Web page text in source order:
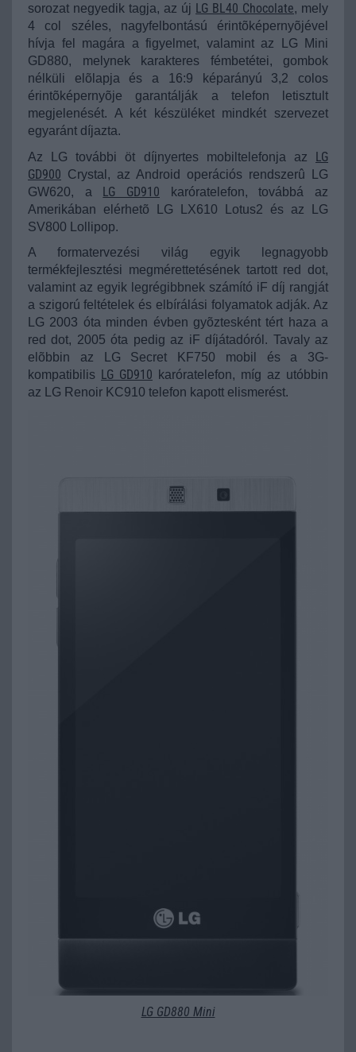
sorozat negyedik tagja, az új LG BL40 Chocolate, mely
4 col széles, nagyfelbontású érintõképernyõjével
hívja fel magára a figyelmet, valamint az LG Mini
GD880, melynek karakteres fémbetétei, gombok
nélküli elõlapja és a 16:9 képarányú 3,2 colos
érintõképernyõje garantálják a telefon letisztult
megjelenését. A két készüléket mindkét szervezet
egyaránt díjazta.
Az LG további öt díjnyertes mobiltelefonja az LG
GD900 Crystal, az Android operációs rendszerû LG
GW620, a LG GD910 karóratelefon, továbbá az
Amerikában elérhetõ LG LX610 Lotus2 és az LG
SV800 Lollipop.
A formatervezési világ egyik legnagyobb
termékfejlesztési megmérettetésének tartott red dot,
valamint az egyik legrégibbnek számító iF díj rangját
a szigorú feltételek és elbírálási folyamatok adják. Az
LG 2003 óta minden évben gyõztesként tért haza a
red dot, 2005 óta pedig az iF díjátadóról. Tavaly az
elõbbin az LG Secret KF750 mobil és a 3G-
kompatibilis LG GD910 karóratelefon, míg az utóbbin
az LG Renoir KC910 telefon kapott elismerést.
LG GD880 Mini